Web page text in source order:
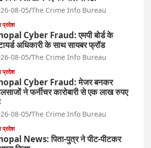
08-05 The Crime Info Bureau
प्रदेश
Cyber Fraud: एमपी बोर्ड के
अधिकारी के साथ सायबर फ्रॉड
08-05 The Crime Info Bureau
प्रदेश
Cyber Fraud: मेजर बनकर
ने फर्नीचर कारोबारी से एक लाख रुपए
08-05 The Crime Info Bureau
प्रदेश
News: पिता-पुत्र ने पीट-पीटकर